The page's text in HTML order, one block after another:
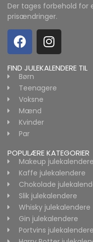
Der tages forbehold for
prisændringer.
FIND JULEKALENDERE TIL
Børn
Teenagere
Voksne
Mænd
Kvinder
Par
POPULÆRE KATEGORIER
Makeup julekalendere
Kaffe julekalendere
Chokolade
Slik julekalendere
Whisky julekalendere
Gin julekalendere
Portvins julekalendere